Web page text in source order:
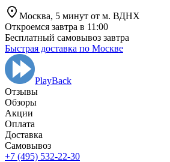
Москва, 5 минут от м. ВДНХ
Откроемся завтра в 11:00
Бесплатный самовывоз завтра
Быстрая доставка по Москве
PlayBack
Отзывы
Обзоры
Aкции
Оплата
Доставка
Самовывоз
+7 (495) 532-22-30